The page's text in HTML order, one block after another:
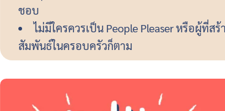
ชอบ
ไม่มีใครควรเป็น People Pleaser หรือผู้ที่ส
สัมพันธ์ในครอบครัวก็ตาม